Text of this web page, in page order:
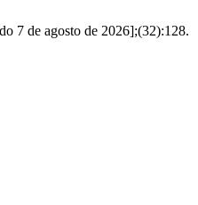
7 de agosto de 2026];(32):128.